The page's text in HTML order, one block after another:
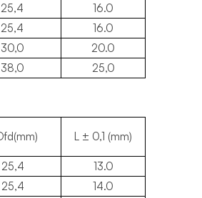
25,4
16.0
25,4
16.0
30,0
20.0
38,0 25,0
L ± 0,1 (mm)
25,4
13.0
25,4
14.0